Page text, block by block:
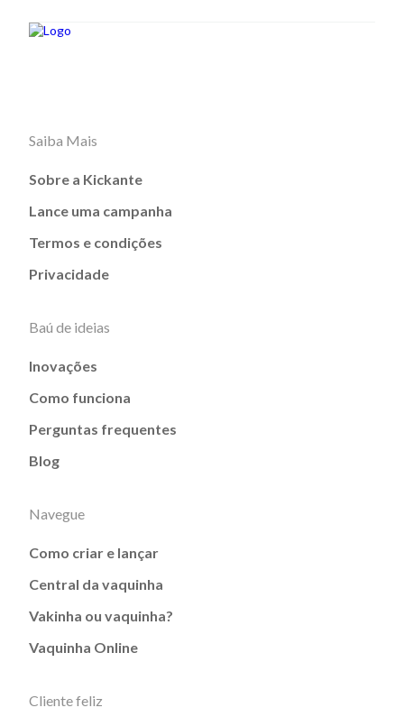
Saiba Mais
Sobre a Kickante
Lance uma campanha
Termos e condições
Privacidade
Baú de ideias
Inovações
Como funciona
Perguntas frequentes
Blog
Navegue
Como criar e lançar
Central da vaquinha
Vakinha ou vaquinha?
Vaquinha Online
Cliente feliz